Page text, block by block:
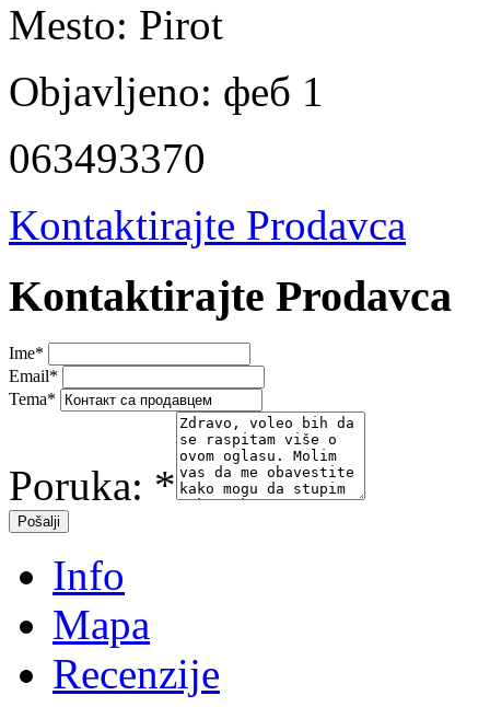
Mesto: Pirot
Objavljeno: феб 1
063493370
Kontaktirajte Prodavca
Kontaktirajte Prodavca
Ime*
Email*
Tema*
Poruka: *
Info
Mapa
Recenzije